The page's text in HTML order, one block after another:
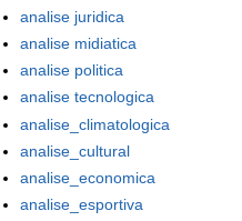
analise juridica
analise midiatica
analise politica
analise tecnologica
analise_climatologica
analise_cultural
analise_economica
analise_esportiva